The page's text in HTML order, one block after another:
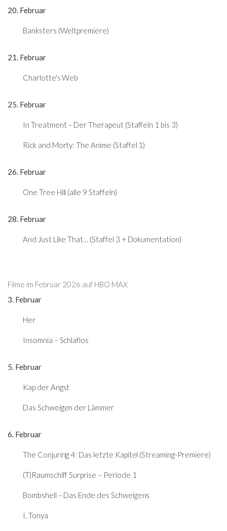
20. Februar
Banksters (Weltpremiere)
21. Februar
Charlotte's Web
25. Februar
In Treatment – Der Therapeut (Staffeln 1 bis 3)
Rick and Morty: The Anime (Staffel 1)
26. Februar
One Tree Hill (alle 9 Staffeln)
28. Februar
And Just Like That… (Staffel 3 + Dokumentation)
Filme im Februar 2026 auf HBO MAX
3. Februar
Her
Insomnia – Schlaflos
5. Februar
Kap der Angst
Das Schweigen der Lämmer
6. Februar
The Conjuring 4: Das letzte Kapitel (Streaming-Premiere)
(T)Raumschiff Surprise – Periode 1
Bombshell – Das Ende des Schweigens
I, Tonya